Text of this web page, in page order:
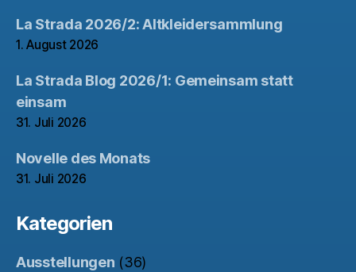
La Strada 2026/2: Altkleidersammlung
1. August 2026
La Strada Blog 2026/1: Gemeinsam statt
einsam
31. Juli 2026
Novelle des Monats
31. Juli 2026
Kategorien
Ausstellungen (36)